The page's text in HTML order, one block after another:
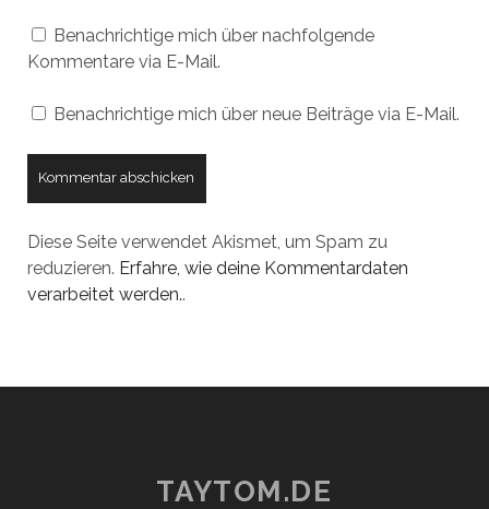
Benachrichtige mich über nachfolgende
Kommentare via E-Mail.
Benachrichtige mich über neue Beiträge via E-Mail.
Diese Seite verwendet Akismet, um Spam zu
reduzieren. Erfahre, wie deine Kommentardaten
verarbeitet werden..
TAYTOM.DE